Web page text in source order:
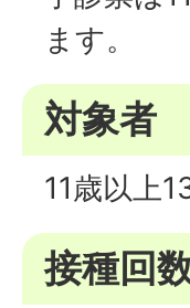
ます。
対象者
11歳以上
接種回